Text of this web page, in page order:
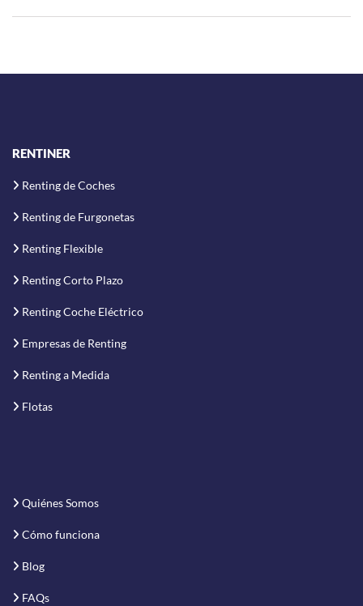
RENTINER
Renting de Coches
Renting de Furgonetas
Renting Flexible
Renting Corto Plazo
Renting Coche Eléctrico
Empresas de Renting
Renting a Medida
Flotas
Quiénes Somos
Cómo funciona
Blog
FAQs